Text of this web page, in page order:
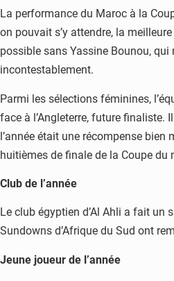
La performance du Maroc à la
on pouvait s’y attendre, la
possible sans Yassine Bounou, qui
incontestablement.
Parmi les sélections féminines,
face à l’Angleterre, future finaliste.
l’année était une récompense
huitièmes de finale de la Coupe
Club de l’année
Le club égyptien d’Al Ahli a fait un
Sundowns d’Afrique du Sud ont
Jeune joueur de l’année